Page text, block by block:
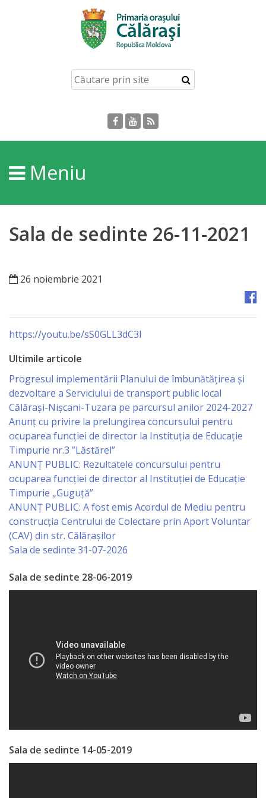
Despre
Orașului
Personalități
Regulamente
Strategii
Registrul
de
Stat
al
Actelor
Locale
Primăria
Aparatul
Primăriei
Lista
colaboratorilor
Călăraşi
Contabilitate
Urbanism
Meniu
Sala de sedinte 26-11-2021
26 noiembrie 2021
https://youtu.be/sS0GLL3dC3I
Ultimile articole
Progresul implementării Planului de îmbunătățirea și
dezvoltare a Serviciului de transport public local
Călărași-Nișcani-Tuzara pe parcursul anilor 2024-2027
Anunț cu privire la prelungirea concursului pentru
ocuparea funcţiei de director la Instituția de Educație
Timpurie nr.3 ”Lăstărel”
ANUNȚ PUBLIC: Rezultatele concursului pentru
ocuparea funcției de director al Instituției de Educație
Timpurie „Guguță”
ANUNȚ PUBLIC: A fost emis Acordul de Mediu pentru
construcția Centrului de Colectare prin Aport Voluntar
(CAV) din str. Călărașilor
Sala de sedinte 31-07-2026
Sala de sedinte 28-06-2019
Sala de sedinte 14-05-2019